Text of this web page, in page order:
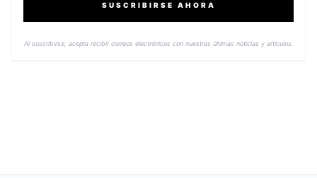
SUSCRIBIRSE AHORA
Al suscribirse, acepta recibir correos electrónicos con nuestras últimas noticias y artículos.